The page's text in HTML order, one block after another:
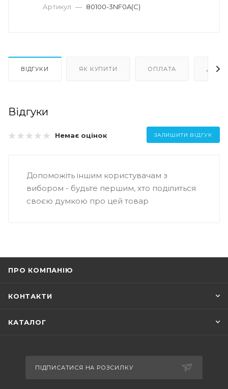
Артикул — 80100-3NF0A(С)
ВІДГУКИ ЯК КУПИТИ ОПЛАТА
Відгуки
Немає оцінок ЗАЛИШИТИ ВІДГУК
Допоможіть іншим користувачам з
вибором - будьте першим, хто поділиться
своєю думкою про цей товар
ПРО КОМПАНІЮ
КОНТАКТИ
КАТАЛОГ
ПІДПИСАТИСЯ НА РОЗСИЛКУ